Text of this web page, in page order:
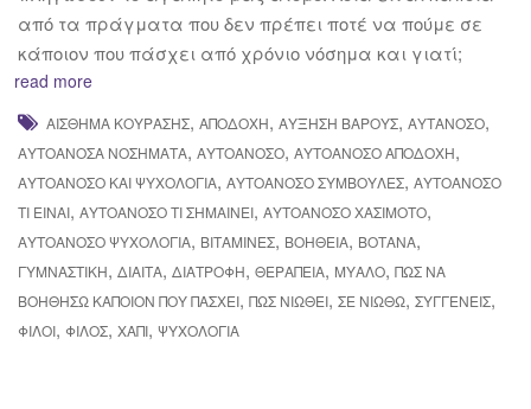
από τα πράγματα που δεν πρέπει ποτέ να πούμε σε
κάποιον που πάσχει από χρόνιο νόσημα και γιατί;
read more
ΑΊΣΘΗΜΑ ΚΟΎΡΑΣΗΣ, ΑΠΟΔΟΧΉ, ΑΎΞΗΣΗ ΒΆΡΟΥΣ, ΑΥΤΆΝΟΣΟ,
ΑΥΤΟΆΝΟΣΑ ΝΟΣΉΜΑΤΑ, ΑΥΤΟΆΝΟΣΟ, ΑΥΤΟΆΝΟΣΟ ΑΠΟΔΟΧΉ,
ΑΥΤΟΆΝΟΣΟ ΚΑΙ ΨΥΧΟΛΟΓΊΑ, ΑΥΤΟΆΝΟΣΟ ΣΥΜΒΟΥΛΈΣ, ΑΥΤΟΆΝΟΣΟ
ΤΙ ΕΊΝΑΙ, ΑΥΤΟΆΝΟΣΟ ΤΙ ΣΗΜΑΊΝΕΙ, ΑΥΤΟΆΝΟΣΟ ΧΑΣΙΜΌΤΟ,
ΑΥΤΟΆΝΟΣΟ ΨΥΧΟΛΟΓΊΑ, ΒΙΤΑΜΊΝΕΣ, ΒΟΉΘΕΙΑ, ΒΌΤΑΝΑ,
ΓΥΜΝΑΣΤΙΚΉ, ΔΊΑΙΤΑ, ΔΙΑΤΡΟΦΉ, ΘΕΡΑΠΕΊΑ, ΜΥΑΛΌ, ΠΩΣ ΝΑ
ΒΟΗΘΉΣΩ ΚΆΠΟΙΟΝ ΠΟΥ ΠΆΣΧΕΙ, ΠΩΣ ΝΙΏΘΕΙ, ΣΕ ΝΙΏΘΩ, ΣΥΓΓΕΝΕΊΣ,
ΦΊΛΟΙ, ΦΊΛΟΣ, ΧΆΠΙ, ΨΥΧΟΛΟΓΊΑ